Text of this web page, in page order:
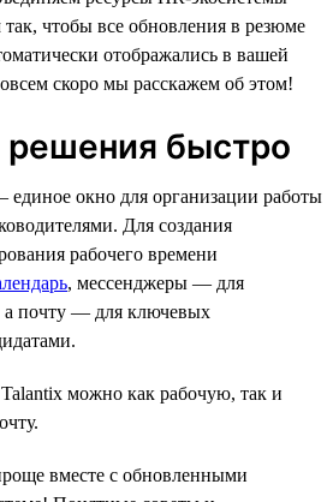
так, чтобы все обновления в резюме
отображались в вашей
скоро мы расскажем об этом!
быстро
окно для организации работы
Для создания
рабочего времени
, мессенджеры — для
а почту — для ключевых
можно как рабочую, так и
вместе с обновленными